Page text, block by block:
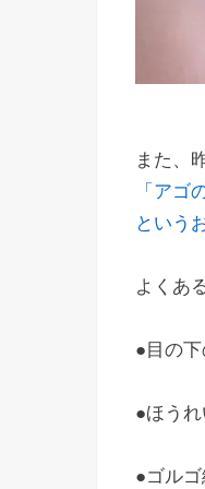
また、
「アゴ
という
よくあ
●目の
●ほう
●ゴルゴ